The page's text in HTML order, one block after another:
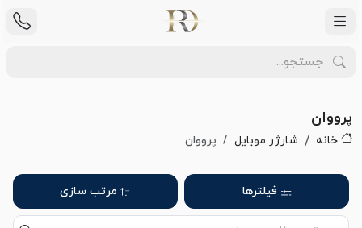
پرووان
خانه شارژر موبایل پرووان
فیلترها مرتب سازی